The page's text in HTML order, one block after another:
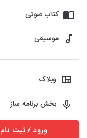
کتاب صوتی
موسیقی
وبلاگ
بخش برنامه ساز
ورود / ثبت نام